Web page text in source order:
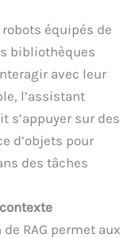
robots équipés de
bibliothèques
avec leur
l’assistant
s’appuyer sur des
d’objets pour
des tâches
de RAG permet aux